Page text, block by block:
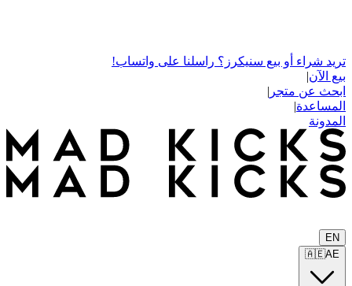
تريد شراء أو بيع سنيكرز؟ راسلنا على واتساب!
بيع الآن|
ابحث عن متجر |
المساعدة|
المدونة
EN
🇦🇪AE